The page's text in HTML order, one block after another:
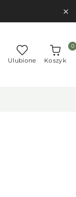
Ulubione Koszyk
0